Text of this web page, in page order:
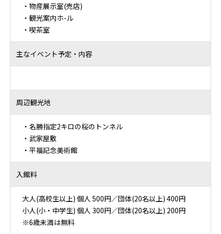
・物産展示室(売店)
・観光案内ホ-ル
・喫茶室
主なイベント予定・内容
周辺観光地
・名勝指定2キロの桜のトンネル
・武家屋敷
・平福記念美術館
入館料
大人(高校生以上) 個人 500円／団体(20名以上) 400円
小人(小・中学生) 個人 300円／団体(20名以上) 200円
※6歳未満は無料